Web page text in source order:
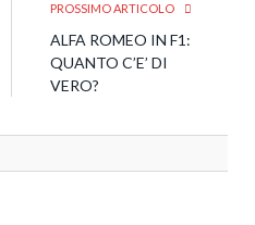
PROSSIMO ARTICOLO
ALFA ROMEO IN F1:
QUANTO C’E’ DI
VERO?